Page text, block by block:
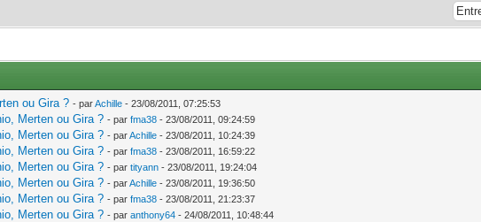
ou Gira ? - parAchille - 23/08/2011, 07:25:53
Merten ou Gira ? - parfma38 - 23/08/2011, 09:24:59
Merten ou Gira ? - parAchille - 23/08/2011, 10:24:39
Merten ou Gira ? - parfma38 - 23/08/2011, 16:59:22
Merten ou Gira ? - partityann - 23/08/2011, 19:24:04
Merten ou Gira ? - parAchille - 23/08/2011, 19:36:50
Merten ou Gira ? - parfma38 - 23/08/2011, 21:23:37
Merten ou Gira ? - paranthony64 - 24/08/2011, 10:48:44